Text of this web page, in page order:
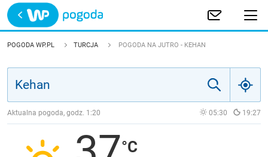
Trwa ładowanie
POLSKA
JAKOŚĆ POWIETRZA
POGODA WP.PL TURCJA POGODA NA JUTRO - KEHAN
Aktualna pogoda, godz. 1:20 05:30 19:27